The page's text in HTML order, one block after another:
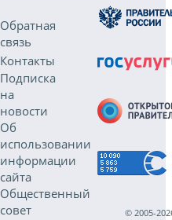
Обратная
связь
Контакты
Подписка
на
новости
Об
использовании
информации
сайта
Общественный
совет
© 2005-